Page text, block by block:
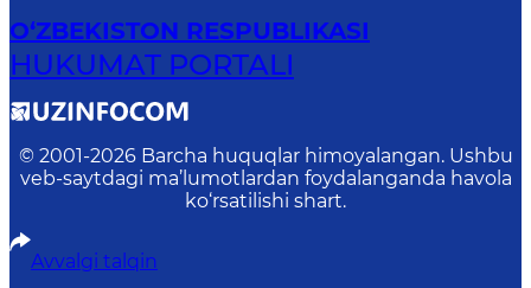
O‘ZBEKISTON RESPUBLIKASI
HUKUMAT PORTALI
© 2001-2026 Barcha huquqlar himoyalangan. Ushbu
veb-saytdagi ma’lumotlardan foydalanganda havola
ko‘rsatilishi shart.
Avvalgi talqin